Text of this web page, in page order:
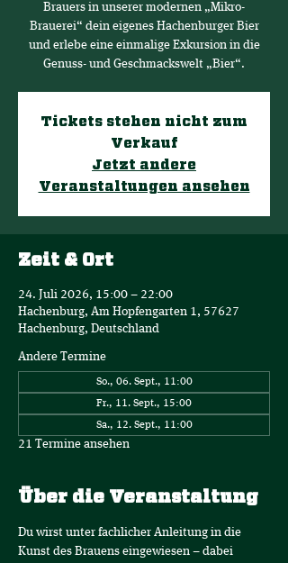
Brauers in unserer modernen „Mikro-
Brauerei“ dein eigenes Hachenburger Bier
und erlebe eine einmalige Exkursion in die
Genuss- und Geschmackswelt „Bier“.
Tickets stehen nicht zum
Verkauf
Jetzt andere
Veranstaltungen ansehen
Zeit & Ort
24. Juli 2026, 15:00 – 22:00
Hachenburg, Am Hopfengarten 1, 57627
Hachenburg, Deutschland
Andere Termine
So., 06. Sept., 11:00
Fr., 11. Sept., 15:00
Sa., 12. Sept., 11:00
21 Termine ansehen
Über die Veranstaltung
Du wirst unter fachlicher Anleitung in die
Kunst des Brauens eingewiesen – dabei